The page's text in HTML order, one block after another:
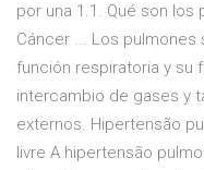
por una 1.1. Qué son los
Cáncer ... Los
función respiratoria y su
intercambio de gases y
externos. Hipertensão
livre A hipertensão